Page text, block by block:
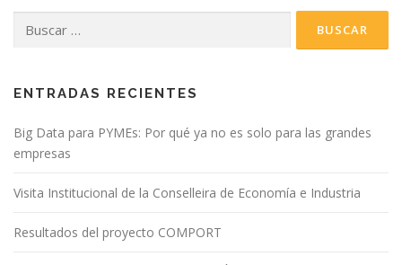
ENTRADAS RECIENTES
Big Data para PYMEs: Por qué ya no es solo para las grandes
empresas
Visita Institucional de la Conselleira de Economía e Industria
Resultados del proyecto COMPORT